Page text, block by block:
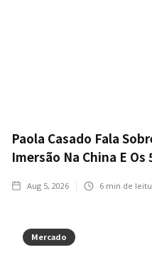
Paola Casado Fala
Imersão Na China E Os
Aug 5, 2026 6 min de
Mercado